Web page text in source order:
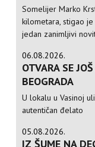
Somelijer Marko
kilometara, stigao
jedan zanimljivi
06.08.2026.
OTVARA SE
BEOGRADA
U lokalu u Vasinoj
autentičan đelato
05.08.2026.
IZ ŠUME NA